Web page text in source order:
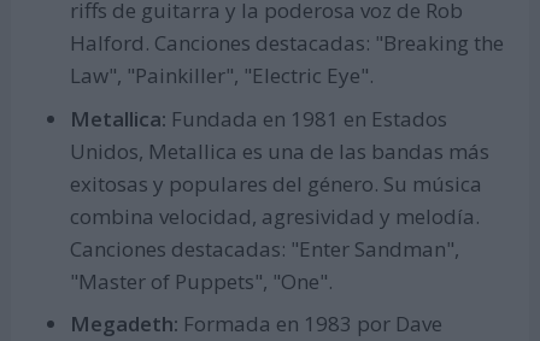
riffs de guitarra y la poderosa voz de Rob
Halford. Canciones destacadas: "Breaking the
Law", "Painkiller", "Electric Eye".
Metallica: Fundada en 1981 en Estados
Unidos, Metallica es una de las bandas más
exitosas y populares del género. Su música
combina velocidad, agresividad y melodía.
Canciones destacadas: "Enter Sandman",
"Master of Puppets", "One".
Megadeth: Formada en 1983 por Dave